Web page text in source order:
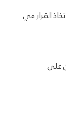
القرار في
على